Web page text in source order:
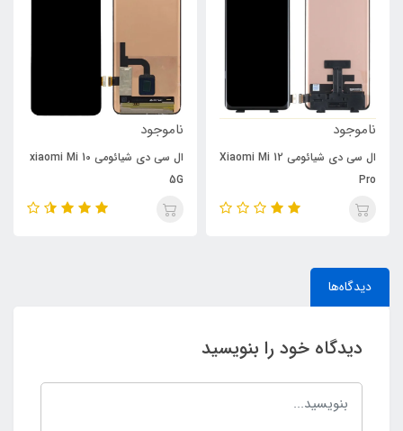
ناموجود
ال سی دی شیائومی Xiaomi Mi 12
Pro
ناموجود
ال سی دی شیائومی xiaomi Mi 10
5G
دیدگاه‌ها
دیدگاه خود را بنویسید